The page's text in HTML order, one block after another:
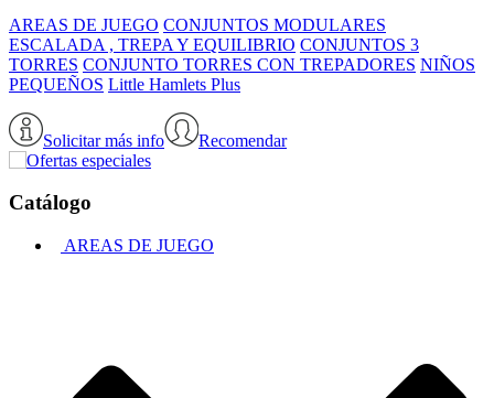
AREAS DE JUEGO CONJUNTOS MODULARES
ESCALADA , TREPA Y EQUILIBRIO CONJUNTOS 3
TORRES CONJUNTO TORRES CON TREPADORES NIÑOS
PEQUEÑOS Little Hamlets Plus
Solicitar más info Recomendar
Catálogo
AREAS DE JUEGO